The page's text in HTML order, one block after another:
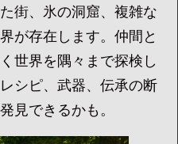
街、氷の洞窟、複雑な
が存在します。仲間と
世界を隅々まで探検し
シピ、武器、伝承の断
見できるかも。